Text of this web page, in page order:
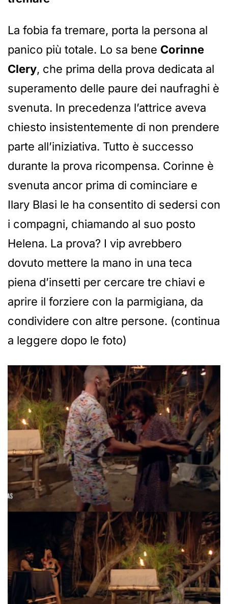
La fobia fa tremare, porta la persona al
panico più totale. Lo sa bene Corinne
Clery, che prima della prova dedicata al
superamento delle paure dei naufraghi è
svenuta. In precedenza l’attrice aveva
chiesto insistentemente di non prendere
parte all’iniziativa. Tutto è successo
durante la prova ricompensa. Corinne è
svenuta ancor prima di cominciare e
Ilary Blasi le ha consentito di sedersi con
i compagni, chiamando al suo posto
Helena. La prova? I vip avrebbero
dovuto mettere la mano in una teca
piena d’insetti per cercare tre chiavi e
aprire il forziere con la parmigiana, da
condividere con altre persone. (continua
a leggere dopo le foto)